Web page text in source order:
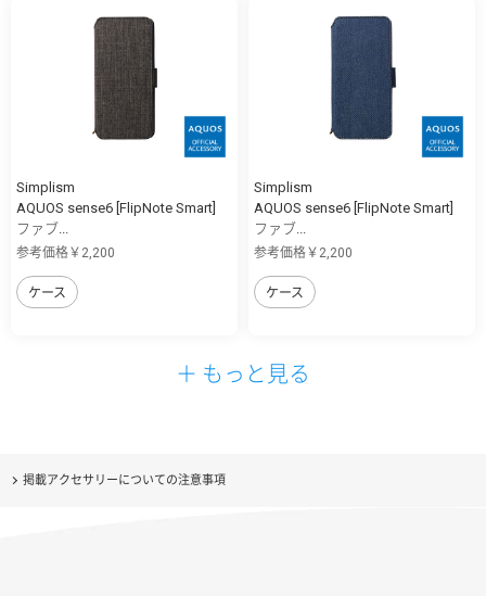
Simplism
AQUOS sense6 [FlipNote Smart]
ファブ...
参考価格￥2,200
ケース
Simplism
AQUOS sense6 [FlipNote Smart]
ファブ...
参考価格￥2,200
ケース
＋ もっと見る
掲載アクセサリーについての注意事項